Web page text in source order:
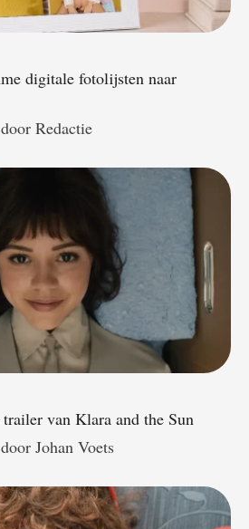
digitale fotolijsten naar
door Redactie
van Klara and the Sun
door Johan Voets